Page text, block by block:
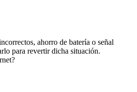
ahorro de batería o señal
para revertir dicha situación.